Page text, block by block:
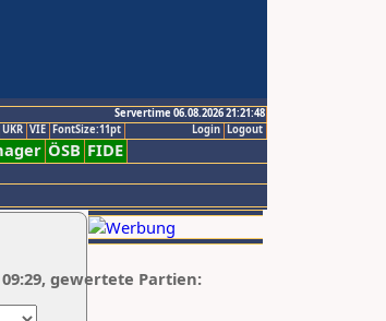
Servertime 06.08.2026 21:21:48
Logout
Login
UKR VIE FontSize:11pt
ÖSB FIDE
09:29, gewertete Partien: